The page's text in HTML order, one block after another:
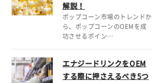
解説！
ポップコーン市場のトレンドか
ら、ポップコーンのOEMを成
功させるポイン…
エナジードリンクをOEM
する際に押さえるべき5つ